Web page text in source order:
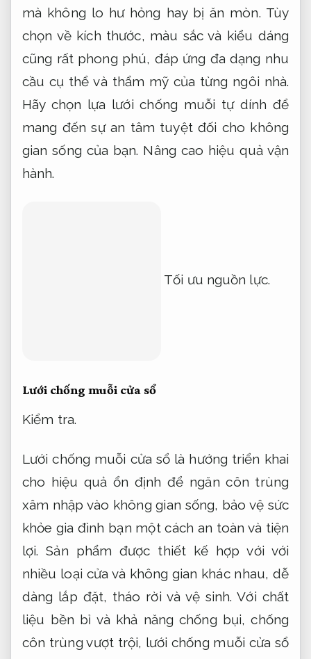
mà không lo hư hỏng hay bị ăn mòn. Tùy
chọn về kích thước, màu sắc và kiểu dáng
cũng rất phong phú, đáp ứng đa dạng nhu
cầu cụ thể và thẩm mỹ của từng ngôi nhà.
Hãy chọn lựa lưới chống muỗi tự dính để
mang đến sự an tâm tuyệt đối cho không
gian sống của bạn. Nâng cao hiệu quả vận
hành.
xâm nhập vào không gian sống, bảo vệ sức
khỏe gia đình bạn một cách an toàn và tiện
nhiều loại cửa và không gian khác nhau, dễ
dàng lắp đặt, tháo rời và vệ sinh. Với chất
liệu bền bỉ và khả năng chống bụi, chống
côn trùng vượt trội, lưới chống muỗi cửa sổ
ngày càng được người tiêu dùng tin tưởng
lựa chọn. Bạn có thể sử dụng sản phẩm này
trong nhiều điều kiện thời tiết mà không lo
hư hỏng hay bị ăn mòn. Tùy chọn về kích
thước, màu sắc và kiểu dáng cũng rất